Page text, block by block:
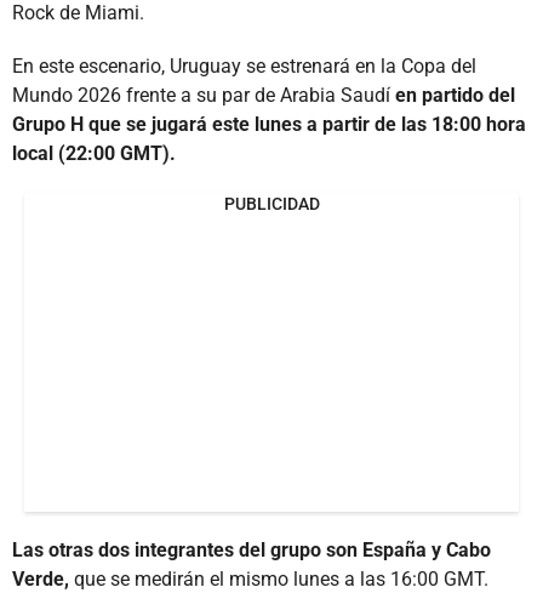
Rock de Miami.
En este escenario, Uruguay se estrenará en la Copa del
Mundo 2026 frente a su par de Arabia Saudí en partido del
Grupo H que se jugará este lunes a partir de las 18:00 hora
local (22:00 GMT).
PUBLICIDAD
Las otras dos integrantes del grupo son España y Cabo
Verde, que se medirán el mismo lunes a las 16:00 GMT.